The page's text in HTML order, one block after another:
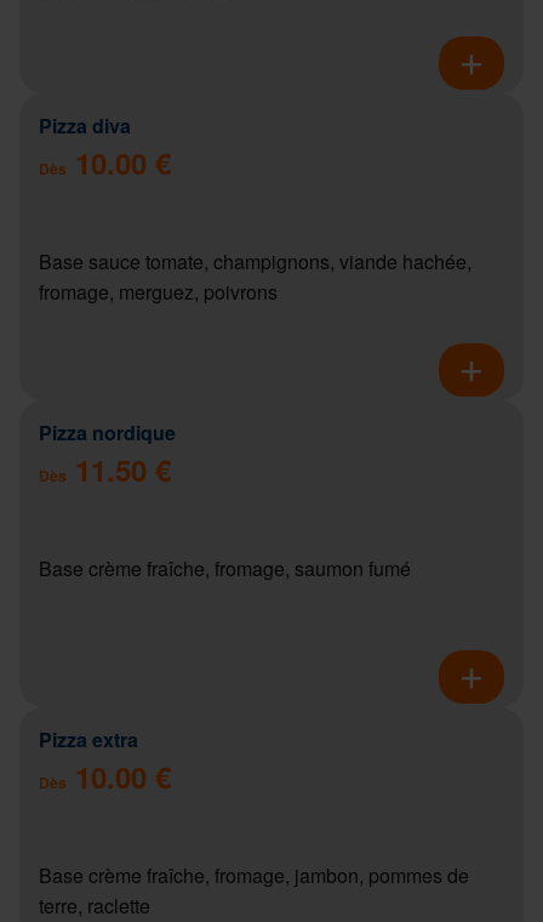
Pizza diva
Dès 10.00 €
Base sauce tomate, champignons, viande hachée,
fromage, merguez, poivrons
Pizza nordique
Dès 11.50 €
Base crème fraîche, fromage, saumon fumé
Pizza extra
Dès 10.00 €
Base crème fraîche, fromage, jambon, pommes de
terre, raclette